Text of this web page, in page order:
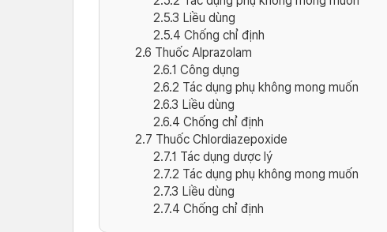
2.5.3 Liều dùng
2.5.4 Chống chỉ định
2.6 Thuốc Alprazolam
2.6.1 Công dụng
2.6.2 Tác dụng phụ không mong muốn
2.6.3 Liều dùng
2.6.4 Chống chỉ định
2.7 Thuốc Chlordiazepoxide
2.7.1 Tác dụng dược lý
2.7.2 Tác dụng phụ không mong muốn
2.7.3 Liều dùng
2.7.4 Chống chỉ định